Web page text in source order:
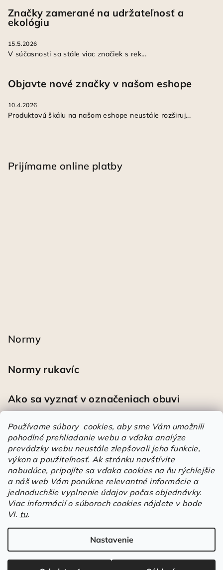
Používame súbory cookies, aby sme Vám umožnili
pohodlné prehliadanie webu a vďaka analýze
prevádzky webu neustále zlepšovali jeho funkcie,
výkon a použiteľnosť. Ak stránku navštívite
nabudúce, pripojíte sa vďaka cookies na ňu rýchlejšie
a náš web Vám ponúkne relevantné informácie a
jednoduchšie vyplnenie údajov počas objednávky.
Viac informácií o súboroch cookies nájdete v bode
VI. tu.
Nastavenie
Značky zamerané na udržateľnosť a
ekológiu
15.5.2026
V súčasnosti sa stále viac značiek s rek...
Objavte nové značky v našom eshope
10.4.2026
Produktovú škálu na našom eshope neustále rozširuj...
Prijímame online platby
Normy
Normy rukavíc
Ako sa vyznať v označeniach obuvi
Heureka
Športové pracovné poltopánky PRESTIGE CLASSIC biele
Hodnotenie produktu je 5 z 5 hviezdičiek.
| Mária
Á
u
e
r
Elstrote®. Všetky práva vyhradené.
nastavenie cookies